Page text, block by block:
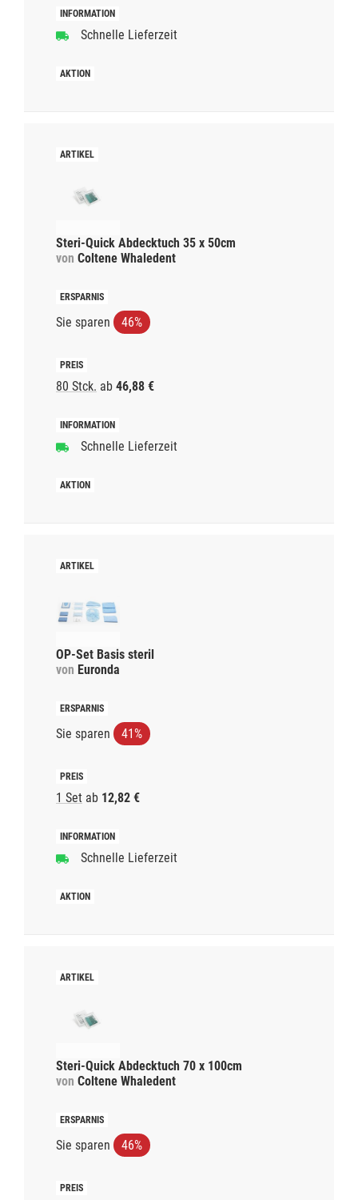
Schnelle Lieferzeit
Steri-Quick Abdecktuch 35 x 50cm
von Coltene Whaledent
Sie sparen 46%
80 Stck. ab 46,88 €
Schnelle Lieferzeit
OP-Set Basis steril
von Euronda
Sie sparen 41%
1 Set ab 12,82 €
Schnelle Lieferzeit
Steri-Quick Abdecktuch 70 x 100cm
von Coltene Whaledent
Sie sparen 46%